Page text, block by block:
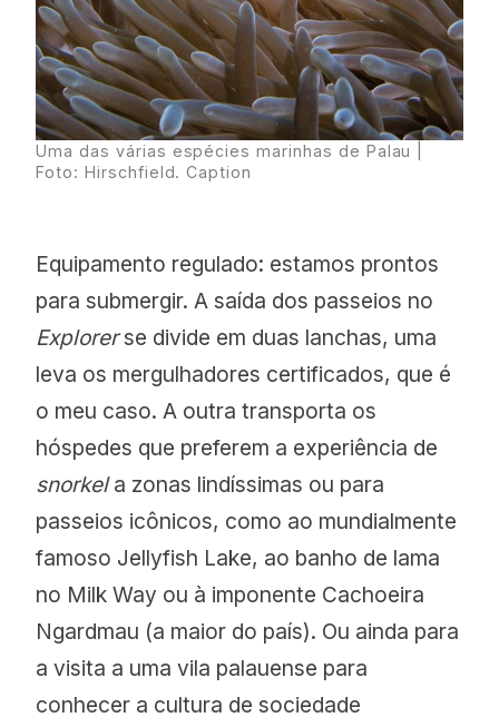
Uma das várias espécies marinhas de Palau |
Foto: Hirschfield. Caption
Equipamento regulado: estamos prontos
para submergir. A saída dos passeios no
Explorerse divide em duas lanchas, uma
leva os mergulhadores certificados, que é
o meu caso. A outra transporta os
hóspedes que preferem a experiência de
snorkela zonas lindíssimas ou para
passeios icônicos, como ao mundialmente
famoso Jellyfish Lake, ao banho de lama
no Milk Way ou à imponente Cachoeira
Ngardmau (a maior do país). Ou ainda para
a visita a uma vila palauense para
conhecer a cultura de sociedade